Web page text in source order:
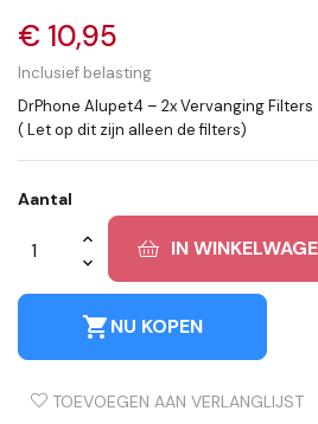
€ 10,95
Inclusief belasting
DrPhone Alupet4 – 2x Vervanging
( Let op dit zijn alleen de filters)
Aantal
IN
shopping_cartNU KOPEN
TOEVOEGEN AAN VERLANGLIJST